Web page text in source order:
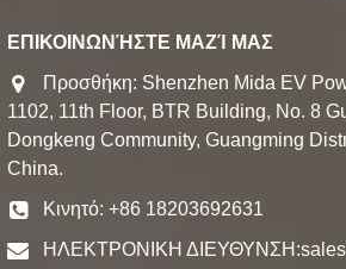
ΕΠΙΚΟΙΝΩΝΉΣΤΕ ΜΑΖΊ ΜΑΣ
Προσθήκη: Shenzhen Mida EV
1102, 11th Floor, BTR Building, No. 8
Dongkeng Community, Guangming
China.
Κινητό: +86 18203692631
ΗΛΕΚΤΡΟΝΙΚΗ ΔΙΕΥΘΥΝΣΗ: